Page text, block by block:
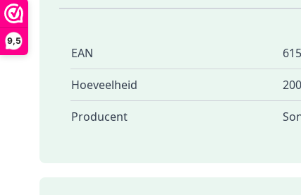
9,5
EAN
Hoeveelheid
Producent